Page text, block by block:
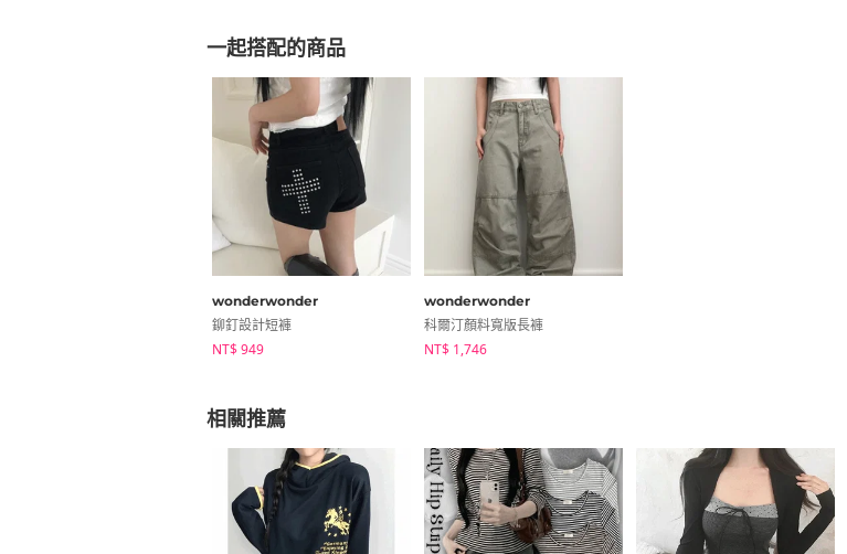
一起搭配的商品
wonderwonder
鉚釘設計短褲
NT$ 949
wonderwonder
科爾汀顏料寬版長褲
NT$ 1,746
相關推薦